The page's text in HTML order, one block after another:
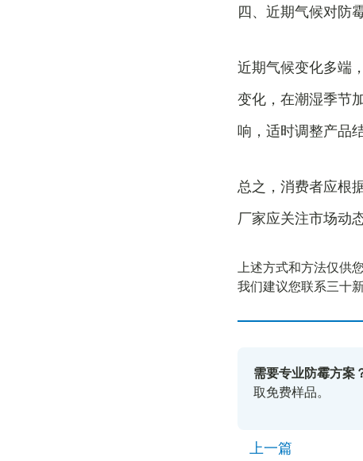
四、近期气候对防
近期气候变化多端
变化，在潮湿季节
响，适时调整产品
总之，消费者应根
厂家应关注市场动
上述方式和方法仅供
我们建议您联系三十
需要专业防霉方案
取免费样品。
上一篇